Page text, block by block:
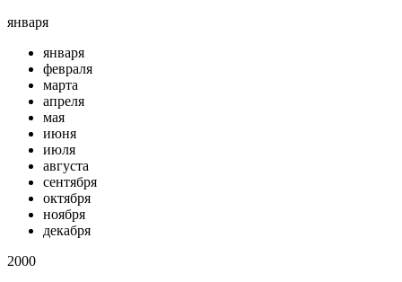
января
января
февраля
марта
апреля
мая
июня
июля
августа
сентября
октября
ноября
декабря
2000